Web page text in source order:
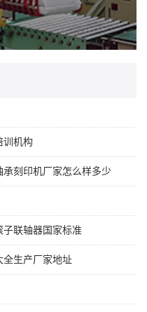
训机构
刻印机厂家怎么样多少
联轴器国家标准
全生产厂家地址